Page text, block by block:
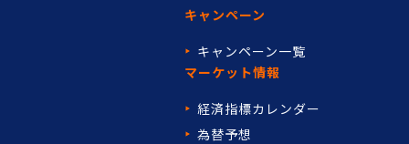
キャンペーン
キャンペーン一覧
マーケット情報
経済指標カレンダー
為替予想